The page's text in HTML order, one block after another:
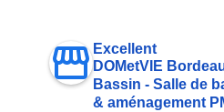
Excellent
DOMetVIE
Bassin - Salle de
& aménagement